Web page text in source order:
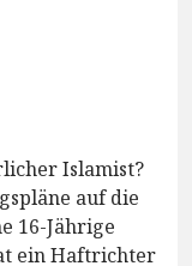
Islamist?
auf die
16-Jährige
ein Haftrichter